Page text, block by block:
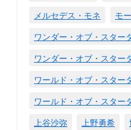
メルセデス・モネ
モ
ワンダー・オブ・スター
ワンダー・オブ・スター
ワールド・オブ・スター
ワールド・オブ・スター
上谷沙弥
上野勇希